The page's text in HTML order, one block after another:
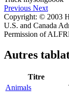
Previous Next
Copyright: © 2003
U.S. and Canada
Permission of
Autres
Titre
Animals